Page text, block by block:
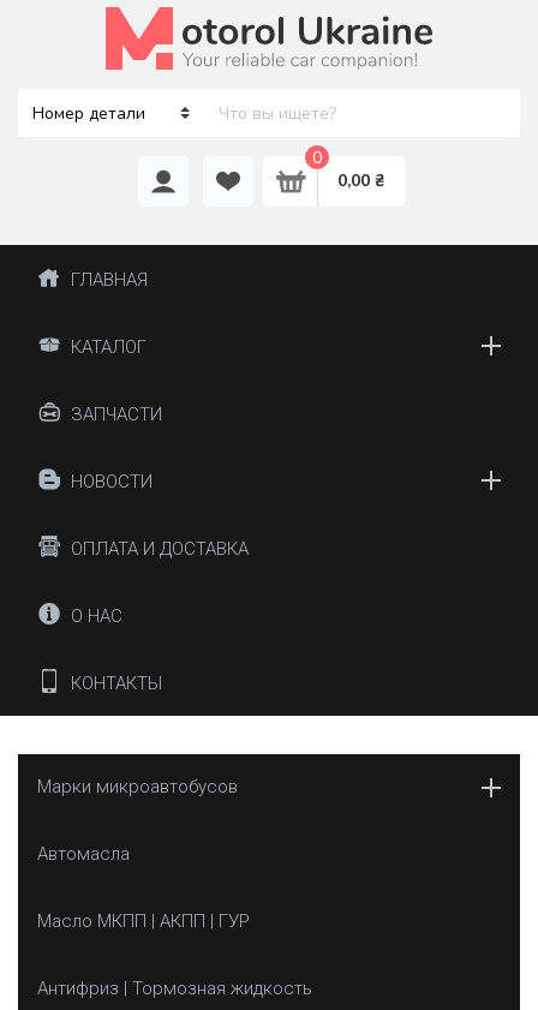
0,00 ₴
0
ГЛАВНАЯ
КАТАЛОГ
ЗАПЧАСТИ
НОВОСТИ
ОПЛАТА И ДОСТАВКА
О НАС
КОНТАКТЫ
Марки микроавтобусов
Автомасла
Масло МКПП | АКПП | ГУР
Антифриз | Тормозная жидкость